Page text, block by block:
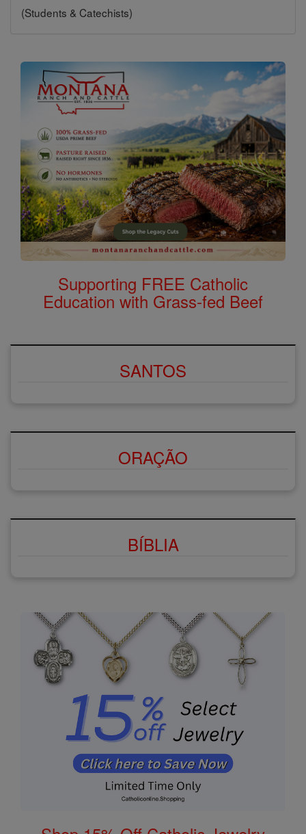
(Students & Catechists)
Supporting FREE Catholic
Education with Grass-fed Beef
SANTOS
ORAÇÃO
BÍBLIA